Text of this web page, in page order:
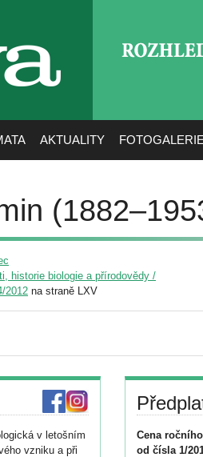
AKTUALITY
historie biologie a přírodovědy /
2012 na straně LXV
v letošním
vzniku a při
Cena
od čísla 1/